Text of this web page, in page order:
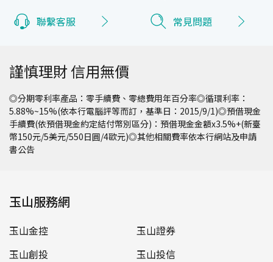
聯繫客服
常見問題
謹慎理財 信用無價
◎分期零利率產品：零手續費、零總費用年百分率◎循環利率：
5.88%~15%(依本行電腦評等而訂，基準日：2015/9/1)◎預借現金
手續費(依預借現金約定結付幣別區分)：預借現金金額x3.5%+(新臺
幣150元/5美元/550日圓/4歐元)◎其他相關費率依本行網站及申請
書公告
玉山服務網
玉山金控
玉山證券
玉山創投
玉山投信